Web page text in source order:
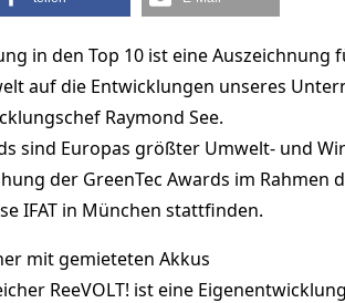
in den Top 10 ist eine Auszeichnung
auf die Entwicklungen unseres
Raymond See.
sind Europas größter Umwelt- und
der GreenTec Awards im Rahmen
IFAT in München stattfinden.
mit gemieteten Akkus
ReeVOLT! ist eine